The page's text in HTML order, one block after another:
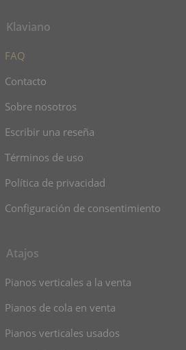
Klaviano
FAQ
Contacto
Sobre nosotros
Escribir una reseña
Términos de uso
Política de privacidad
Configuración de consentimiento
Atajos
Pianos verticales a la venta
Pianos de cola en venta
Pianos verticales usados